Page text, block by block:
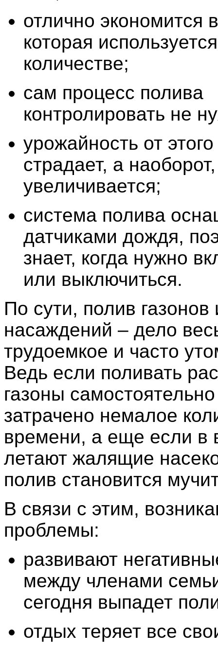
отлично экономится
которая
количестве;
сам процесс полива
контролировать не
урожайность от
страдает, а наоборот,
увеличивается;
система полива
датчиками дождя,
знает, когда нужно
или выключиться.
По сути, полив газонов
насаждений – дело
трудоемкое и часто
Ведь если поливать
газоны
затрачено немалое
времени, а еще если в
летают жалящие
полив становится
В связи с этим,
проблемы:
развивают
между членами
сегодня выпадет
отдых теряет все